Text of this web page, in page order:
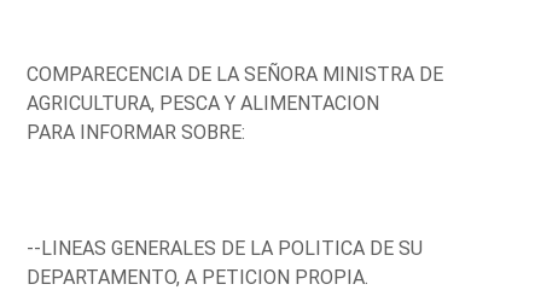
COMPARECENCIA DE LA SEÑORA MINISTRA DE
AGRICULTURA, PESCA Y ALIMENTACION
PARA INFORMAR SOBRE:
--LINEAS GENERALES DE LA POLITICA DE SU
DEPARTAMENTO, A PETICION PROPIA.